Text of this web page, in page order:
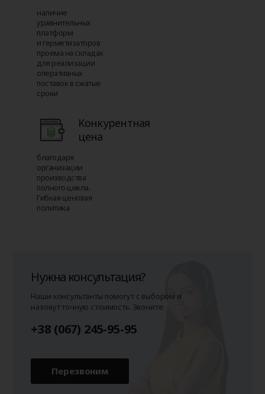
наличие
уравнительных
платформ
и герметизаторов
проема на складах
для реализации
оперативных
поставок в сжатые
сроки
Конкурентная
цена
благодаря
организации
производства
полного цикла.
Гибкая ценовая
политика
Нужна консультация?
Наши консультанты помогут с выбором и
назовут точную стоимость. Звоните:
+38 (067) 245-95-95
Перезвоним